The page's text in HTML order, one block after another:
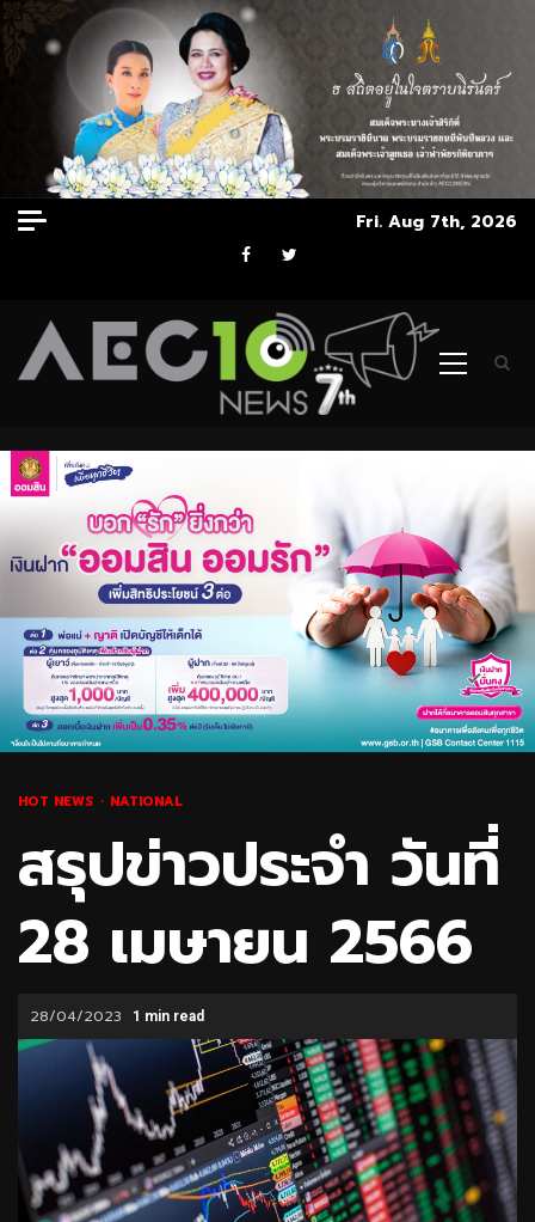
Skip
to
Fri. Aug 7th, 2026
Facebook
Twitter
Primary
HOT NEWS NATIONAL
สรุปข่าวประจำ วันที่
28 เมษายน 2566
28/04/2023 1 min read